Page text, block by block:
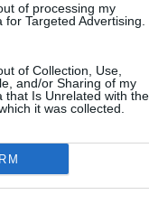
of processing my
for Targeted Advertising.
of Collection, Use,
and/or Sharing of my
that Is Unrelated with the
it was collected.